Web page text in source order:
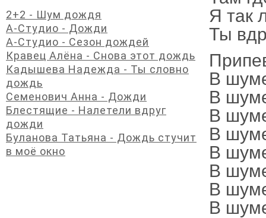
Я так
Ты
В
В
В
В
В
В
В
В
2+2 - Шум дождя
А-Студио - Дожди
А-Студио - Сезон дождей
Кравец Алёна - Снова этот дождь
Кадышева Надежда - Ты словно
дождь
Семенович Анна - Дожди
Блестящие - Налетели вдруг
дожди
Буланова Татьяна - Дождь стучит
в моё окно